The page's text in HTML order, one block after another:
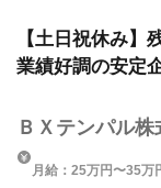
【土日祝休み】
業績好調の安定
ＢＸテンパル
月給：25万円〜35万